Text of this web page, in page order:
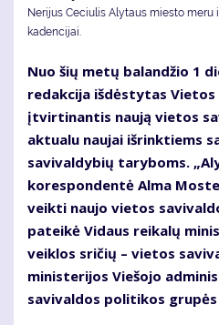
Nerijus Ceciulis Alytaus miesto
kadencijai.
Nuo šių metų balandžio 1
redakcija išdėstytas
įtvirtinantis naują vietos
aktualu naujai išrinktiems
savivaldybių taryboms.
korespondentė Alma
veikti naujo vietos
pateikė Vidaus reikalų
veiklos sričių – vietos
ministerijos Viešojo
savivaldos politikos